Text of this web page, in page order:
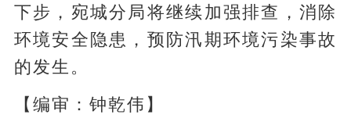
下步，宛城分局将继续加强排查，消除
环境安全隐患，预防汛期环境污染事故
的发生。
【编审：钟乾伟】